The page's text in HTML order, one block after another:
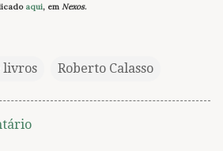
aqui, em Nexos.
livros Roberto Calasso